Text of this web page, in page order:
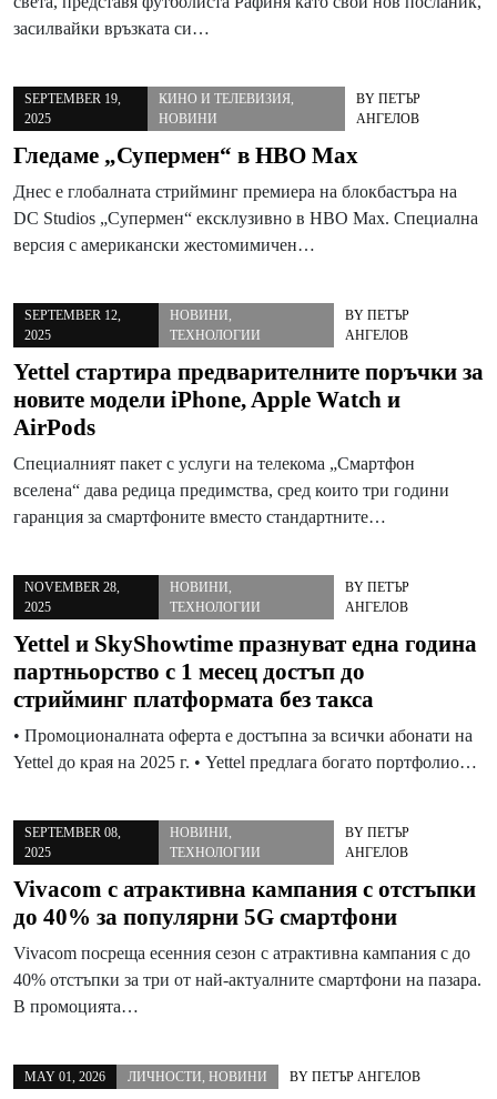
засилвайки връзката си…
SEPTEMBER 19,
2025
КИНО И ТЕЛЕВИЗИЯ,
НОВИНИ
BYПЕТЪР
АНГЕЛОВ
Гледаме „Супермен“ в HBO Max
Днес е глобалната стрийминг премиера на блокбастъра на
DC Studios „Супермен“ ексклузивно в HBO Max. Специална
версия с американски жестомимичен…
SEPTEMBER 12,
2025
НОВИНИ,
ТЕХНОЛОГИИ
BY ПЕТЪР
АНГЕЛОВ
Yettel стартира предварителните поръчки за
новите модели iPhone, Apple Watch и
AirPods
Специалният пакет с услуги на телекома „Смартфон
вселена“ дава редица предимства, сред които три години
гаранция за смартфоните вместо стандартните…
NOVEMBER 28,
2025
НОВИНИ,
ТЕХНОЛОГИИ
BY ПЕТЪР
АНГЕЛОВ
Yettel и SkyShowtime празнуват една година
партньорство с 1 месец достъп до
стрийминг платформата без такса
• Промоционалната оферта е достъпна за всички абонати на
Yettel до края на 2025 г. • Yettel предлага богато портфолио…
SEPTEMBER 08,
2025
НОВИНИ,
ТЕХНОЛОГИИ
BY ПЕТЪР
АНГЕЛОВ
Vivacom с атрактивна кампания с отстъпки
до 40% за популярни 5G смартфони
Vivacom посреща есенния сезон с атрактивна кампания с до
40% отстъпки за три от най-актуалните смартфони на пазара.
В промоцията…
MAY 01, 2026 ЛИЧНОСТИ, НОВИНИ BY ПЕТЪР АНГЕЛОВ